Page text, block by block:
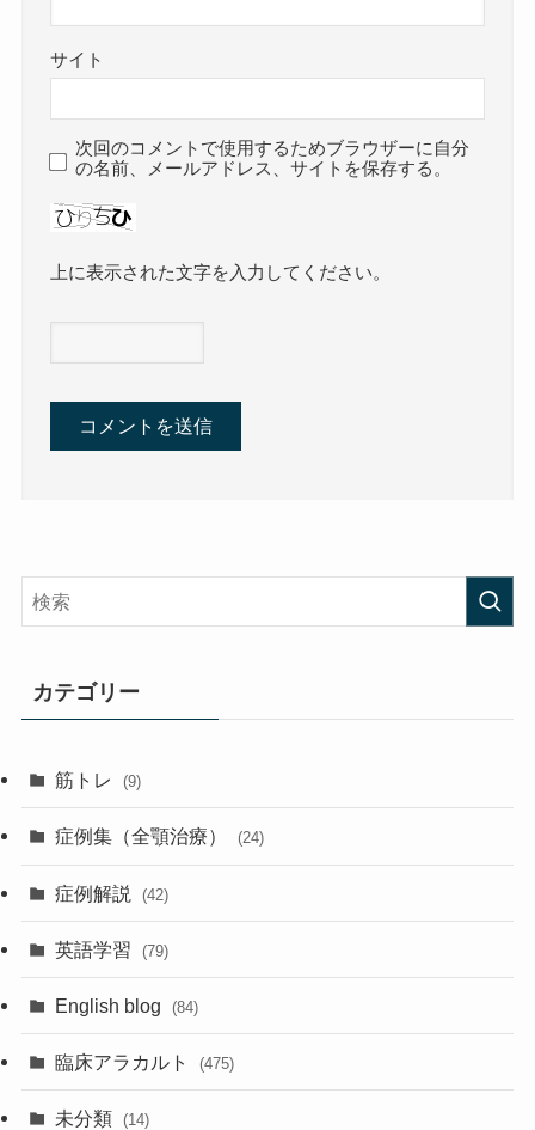
サイト
次回のコメントで使用するためブラウザーに自分
の名前、メールアドレス、サイトを保存する。
上に表示された文字を入力してください。
カテゴリー
筋トレ (9)
症例集（全顎治療） (24)
症例解説 (42)
英語学習 (79)
English blog (84)
臨床アラカルト (475)
未分類 (14)